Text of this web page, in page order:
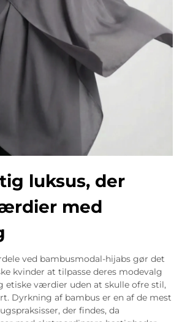
luksus, der
med
ved bambusmodal-hijabs gør det
kvinder at tilpasse deres modevalg
værdier uden at skulle ofre stil,
Dyrkning af bambus er en af de mest
der findes, da